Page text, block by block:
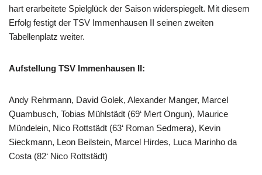
hart erarbeitete Spielglück der Saison widerspiegelt. Mit diesem
Erfolg festigt der TSV Immenhausen II seinen zweiten
Tabellenplatz weiter.
Aufstellung TSV Immenhausen II:
Andy Rehrmann, David Golek, Alexander Manger, Marcel
Quambusch, Tobias Mühlstädt (69‘ Mert Ongun), Maurice
Mündelein, Nico Rottstädt (63‘ Roman Sedmera), Kevin
Sieckmann, Leon Beilstein, Marcel Hirdes, Luca Marinho da
Costa (82‘ Nico Rottstädt)